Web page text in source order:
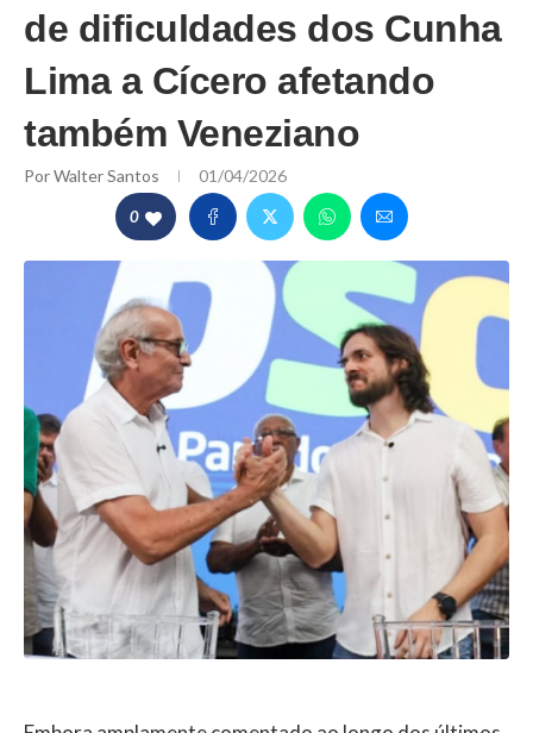
de dificuldades dos Cunha
Lima a Cícero afetando
também Veneziano
PorWalter Santos 01/04/2026
0